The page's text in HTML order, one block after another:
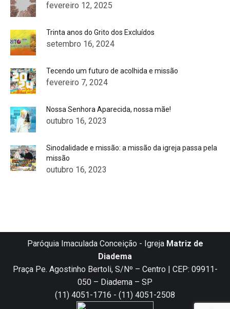
fevereiro 12, 2025
Trinta anos do Grito dos Excluídos
setembro 16, 2024
Tecendo um futuro de acolhida e missão
fevereiro 7, 2024
Nossa Senhora Aparecida, nossa mãe!
outubro 16, 2023
Sinodalidade e missão: a missão da igreja passa pela
missão
outubro 16, 2023
Paróquia Imaculada Conceição - Igreja Matriz de
Diadema
Praça Pe. Agostinho Bertoli, S/Nº – Centro | CEP: 09911-
050 – Diadema – SP
(11) 4051-1716 - (11) 4051-2508